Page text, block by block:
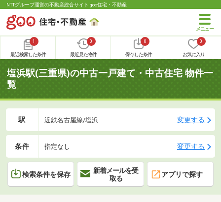
NTTグループ運営の不動産総合サイト goo住宅・不動産
1
最近検索した条件
0
最近見た物件
0
保存した条件
0
お気に入り
塩浜駅(三重県)の中古一戸建て・中古住宅 物件一
覧
駅 近鉄名古屋線/塩浜 変更する
条件 指定なし 変更する
検索条件を保存
新着メールを受
取る
アプリで探す